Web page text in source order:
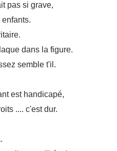
pas si grave,
dans la figure.
semble t'il.
est handicapé,
.... c'est dur.